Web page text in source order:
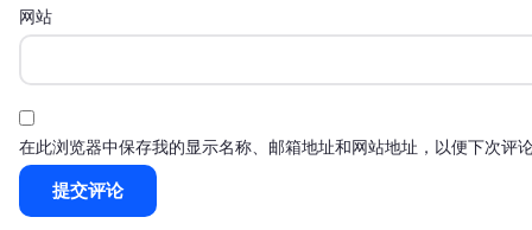
网站
在此浏览器中保存我的显示名称、邮箱地址和网站地址，以便下次评